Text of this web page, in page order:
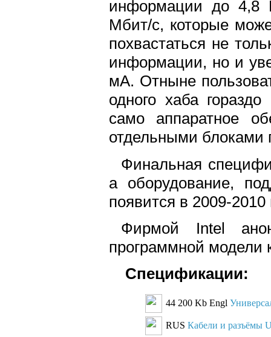
информации до 4,8
Мбит/с, которые
похвастаться не
информации, но и
мА. Отныне
одного хаба
само аппаратное
отдельными блоками
Финальная
а оборудование,
появится в 2009-2010
Фирмой Intel
программной модели
Спецификации:
44 200 Kb Engl
RUS Кабели и разъёмы